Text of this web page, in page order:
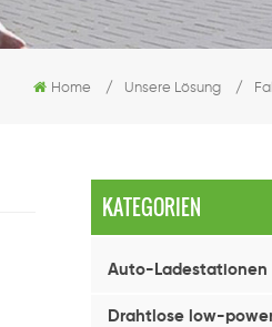
Home / Unsere Lösung /
KATEGORIEN
Auto-Ladestationen
Drahtlose low-